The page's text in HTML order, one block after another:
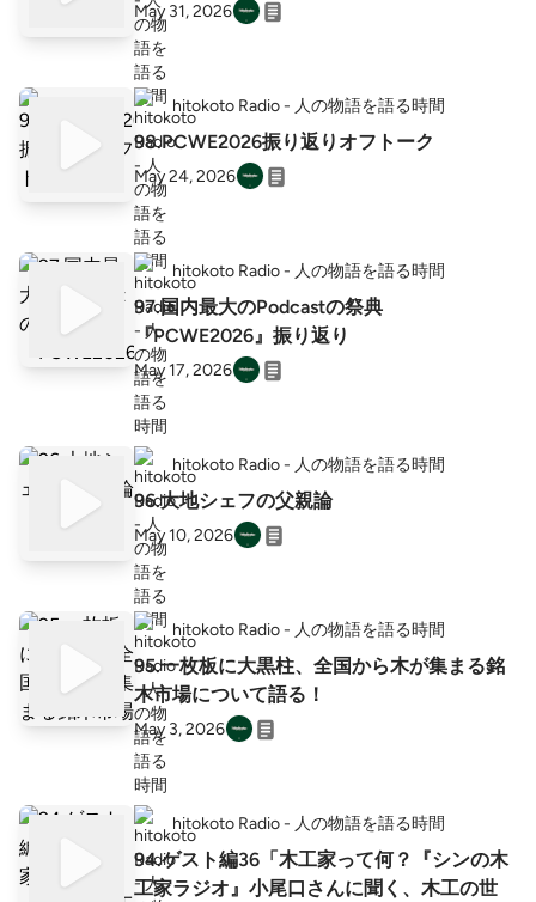
May 31, 2026
hitokoto Radio - 人の物語を語る時間
98.PCWE2026振り返りオフトーク
May 24, 2026
hitokoto Radio - 人の物語を語る時間
97.国内最大のPodcastの祭典
『PCWE2026』振り返り
May 17, 2026
hitokoto Radio - 人の物語を語る時間
96.大地シェフの父親論
May 10, 2026
hitokoto Radio - 人の物語を語る時間
95.一枚板に大黒柱、全国から木が集まる銘
木市場について語る！
May 3, 2026
hitokoto Radio - 人の物語を語る時間
94.ゲスト編36「木工家って何？『シンの木
工家ラジオ』小尾口さんに聞く、木工の世